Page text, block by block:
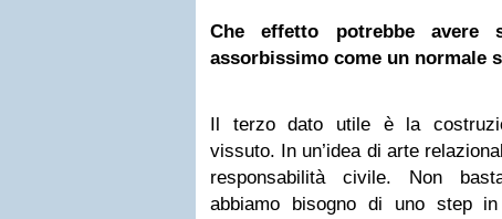
Che effetto potrebbe
assorbissimo come un normale
Il terzo dato utile è la
vissuto. In un’idea di arte
responsabilità civile. Non
abbiamo bisogno di uno step